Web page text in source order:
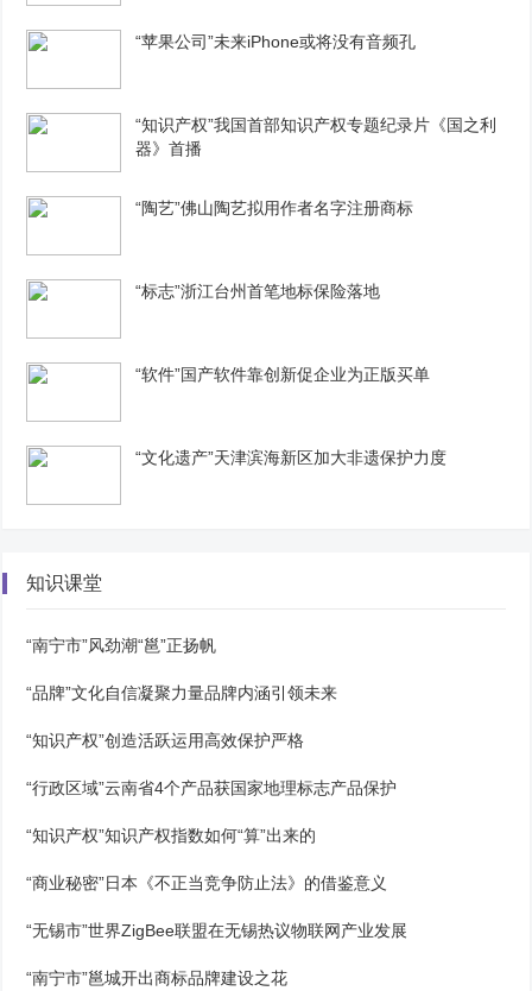
“苹果公司”未来iPhone或将没有音频孔
“知识产权”我国首部知识产权专题纪录片《国之利
器》首播
“陶艺”佛山陶艺拟用作者名字注册商标
“标志”浙江台州首笔地标保险落地
“软件”国产软件靠创新促企业为正版买单
“文化遗产”天津滨海新区加大非遗保护力度
知识课堂
“南宁市”风劲潮“邕”正扬帆
“品牌”文化自信凝聚力量品牌内涵引领未来
“知识产权”创造活跃运用高效保护严格
“行政区域”云南省4个产品获国家地理标志产品保护
“知识产权”知识产权指数如何“算”出来的
“商业秘密”日本《不正当竞争防止法》的借鉴意义
“无锡市”世界ZigBee联盟在无锡热议物联网产业发展
“南宁市”邕城开出商标品牌建设之花